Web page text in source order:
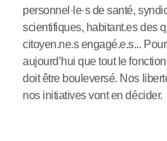
personnel · le·s de santé,
scientifiques, habitant.es des
citoyen.ne.s engagé.e.s...
aujourd’hui que tout le
doit être bouleversé. Nos
nos initiatives vont en décider.